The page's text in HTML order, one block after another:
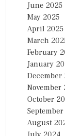
June 2025
May 2025
April 2025
March
February
January
December
November
October
August